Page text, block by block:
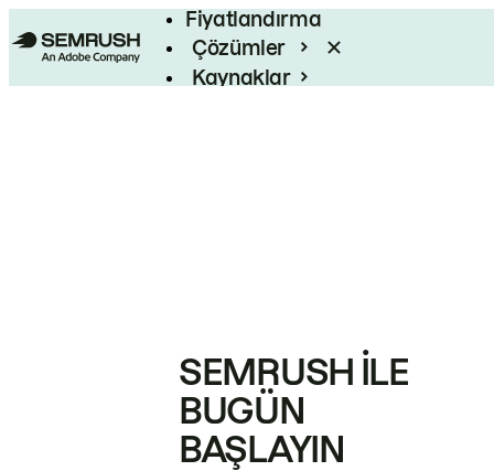
Fiyatlandırma
Çözümler
Kaynaklar
SEMRUSH ILE
BUGÜN
BAŞLAYIN